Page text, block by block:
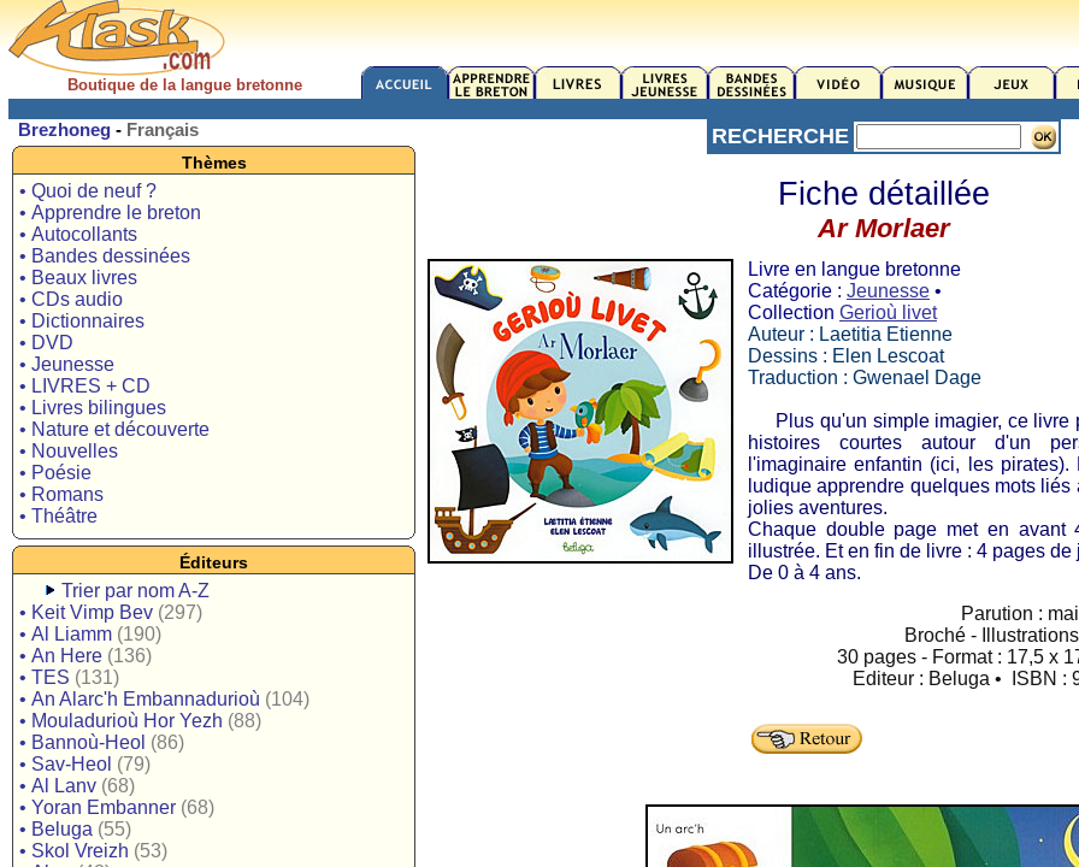
Boutique de la langue bretonne
Brezhoneg - Français
Thèmes
• Quoi de neuf ?
• Apprendre le breton
• Autocollants
• Bandes dessinées
• Beaux livres
• CDs audio
• Dictionnaires
• DVD
• Jeunesse
• LIVRES + CD
• Livres bilingues
• Nature et découverte
• Nouvelles
• Poésie
• Romans
• Théâtre
Éditeurs
Trier par nom A-Z
• Keit Vimp Bev (297)
• Al Liamm (190)
• An Here (136)
• TES (131)
• An Alarc'h Embannadurioù (104)
• Mouladurioù Hor Yezh (88)
• Bannoù-Heol (86)
• Sav-Heol (79)
• Al Lanv (68)
• Yoran Embanner (68)
• Beluga (55)
• Skol Vreizh (53)
RECHERCHE
Fiche détaillée
Ar Morlaer
Livre en langue bretonne
Catégorie : Jeunesse •
Collection Gerioù livet
Auteur : Laetitia Etienne
Dessins : Elen Lescoat
Traduction : Gwenael Dage
Plus qu'un simple imagier, ce livre
histoires courtes autour d'un
l'imaginaire enfantin (ici, les
ludique apprendre quelques mots
jolies aventures.
Chaque double page met en avant
illustrée. Et en fin de livre : 4 pages
De 0 à 4 ans.
Parution :
Broché -
30 pages - Format : 17,5 x
Editeur : Beluga • ISBN :